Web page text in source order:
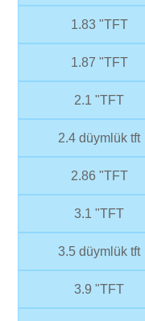
1.83 "TFT
1.87 "TFT
2.1 "TFT
2.4 düymlük tft
2.86 "TFT
3.1 "TFT
3.5 düymlük tft
3.9 "TFT